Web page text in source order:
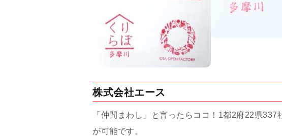
株式会社エース
「仲間まわし」と言ったらココ！1都2府22県
が可能です。